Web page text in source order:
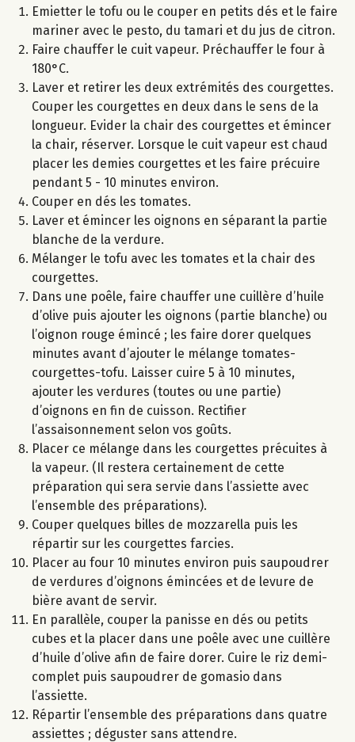
Emietter le tofu ou le couper en petits dés et le faire
mariner avec le pesto, du tamari et du jus de citron.
Faire chauffer le cuit vapeur. Préchauffer le four à
180°C.
Laver et retirer les deux extrémités des courgettes.
Couper les courgettes en deux dans le sens de la
longueur. Evider la chair des courgettes et émincer
la chair, réserver. Lorsque le cuit vapeur est chaud
placer les demies courgettes et les faire précuire
pendant 5 - 10 minutes environ.
Couper en dés les tomates.
Laver et émincer les oignons en séparant la partie
blanche de la verdure.
Mélanger le tofu avec les tomates et la chair des
courgettes.
Dans une poêle, faire chauffer une cuillère d’huile
d’olive puis ajouter les oignons (partie blanche) ou
l’oignon rouge émincé ; les faire dorer quelques
minutes avant d’ajouter le mélange tomates-
courgettes-tofu. Laisser cuire 5 à 10 minutes,
ajouter les verdures (toutes ou une partie)
d’oignons en fin de cuisson. Rectifier
l’assaisonnement selon vos goûts.
Placer ce mélange dans les courgettes précuites à
la vapeur. (Il restera certainement de cette
préparation qui sera servie dans l’assiette avec
l’ensemble des préparations).
Couper quelques billes de mozzarella puis les
répartir sur les courgettes farcies.
Placer au four 10 minutes environ puis saupoudrer
de verdures d’oignons émincées et de levure de
bière avant de servir.
En parallèle, couper la panisse en dés ou petits
cubes et la placer dans une poêle avec une cuillère
d’huile d’olive afin de faire dorer. Cuire le riz demi-
complet puis saupoudrer de gomasio dans
l’assiette.
Répartir l’ensemble des préparations dans quatre
assiettes ; déguster sans attendre.